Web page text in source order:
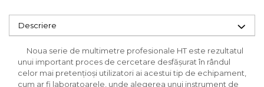
Descriere
Noua serie de multimetre profesionale HT este rezultatul
unui important proces de cercetare desfășurat în rândul
celor mai pretențioși utilizatori ai acestui tip de echipament,
cum ar fi laboratoarele, unde alegerea unui instrument de